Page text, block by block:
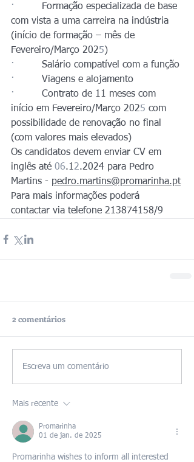
·
Formação especializada de base
com vista a uma carreira na indústria
(início de formação – mês de
Fevereiro/Março 2025)
· Salário compatível com a função
· Viagens e alojamento
· Contrato de 11 meses com
início em Fevereiro/Março 2025 com
possibilidade de renovação no final
(com valores mais elevados)
Os candidatos devem enviar CV em
inglês até 06.12.2024 para Pedro
Martins - pedro.martins@promarinha.pt
Para mais informações poderá
contactar via telefone 213874158/9
2 comentários
Escreva um comentário
Mais recente
Promarinha
01 de jan. de 2025
Promarinha wishes to inform all interested